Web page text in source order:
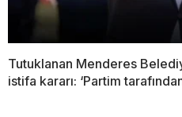
Tutuklanan Menderes
istifa kararı: ‘Partim